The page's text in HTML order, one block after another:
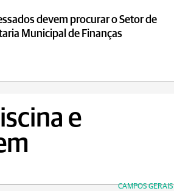
devem procurar o Setor de
Municipal de Finanças
e
CAMPOS GERAIS